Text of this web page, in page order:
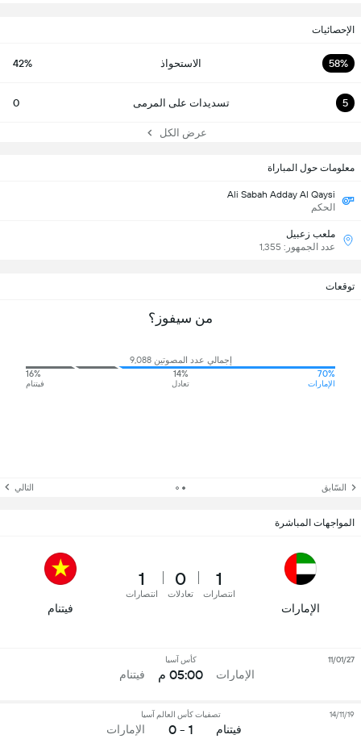
الإحصائيات
58% الاستحواذ 42%
5 تسديدات على المرمى 0
عرض الكل
معلومات حول المباراة
Ali Sabah Adday Al Qaysi
الحكم
ملعب زعبيل
عدد الجمهور: 1,355
توقعات
من سيفوز؟
إجمالي عدد المصوتين 9,088
70%
الإمارات
14%
تعادل
16%
فيتنام
السّابق التالي
المواجهات المباشرة
الإمارات
1
انتصارات
0
تعادلات
1
انتصارات
فيتنام
الإمارات
كأس آسيا
05:00 م فيتنام
11/01/27
فيتنام
تصفيات كأس العالم آسيا
1 - 0 الإمارات
14/11/19